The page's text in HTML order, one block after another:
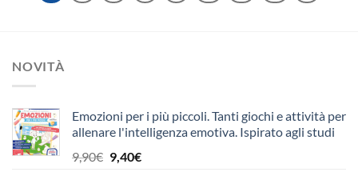
NOVITÀ
Emozioni per i più piccoli. Tanti giochi e attività per
allenare l'intelligenza emotiva. Ispirato agli studi
9,90€ Il
9,40€Il